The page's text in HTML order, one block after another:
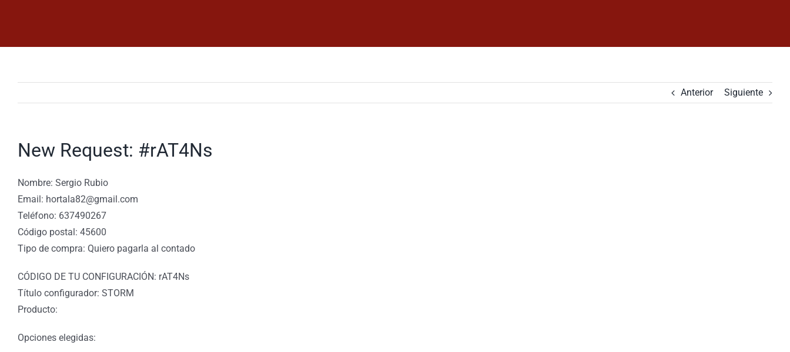
Anterior Siguiente
New Request: #rAT4Ns
Nombre: Sergio Rubio
Email: hortala82@gmail.com
Teléfono: 637490267
Código postal: 45600
Tipo de compra: Quiero pagarla al contado
CÓDIGO DE TU CONFIGURACIÓN: rAT4Ns
Título configurador: STORM
Producto:
Opciones elegidas: